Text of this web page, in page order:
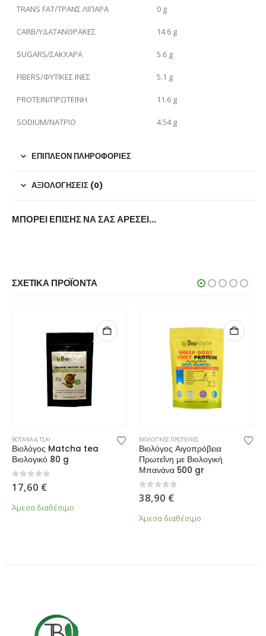
TRANS FAT/ΤΡΑΝΣ ΛΙΠΑΡΑ 0 g
CARB/ΥΔΑΤΑΝΘΡΑΚΕΣ 14.6 g
SUGARS/ΣΑΚΧΑΡΑ 5.6 g
FIBERS/ΦΥΤΙΚΕΣ ΙΝΕΣ 5.1 g
PROTEIN/ΠΡΩΤΕΪΝΗ 11.6 g
SODIUM/ΝΑΤΡΙΟ 4.54 g
ΕΠΙΠΛΈΟΝ ΠΛΗΡΟΦΟΡΊΕΣ
ΑΞΙΟΛΟΓΉΣΕΙΣ (0)
ΜΠΟΡΕΊ ΕΠΊΣΗΣ ΝΑ ΣΑΣ ΑΡΈΣΕΙ…
ΣΧΕΤΙΚΆ ΠΡΟΪΌΝΤΑ
ΒΟΤΑΝΑ & ΤΣΑΙ
Βιολόγος Matcha tea
Βιολογικό 80 g
0 από 5
17,60 €
Άμεσα διαθέσιμο
ΒΙΟΛΟΓΙΚΕΣ ΠΡΩΤΕΙΝΕΣ
Βιολόγος Αιγοπρόβεια
Πρωτεΐνη με Βιολογική
Μπανάνα 500 gr
0 από 5
38,90 €
Άμεσα διαθέσιμο